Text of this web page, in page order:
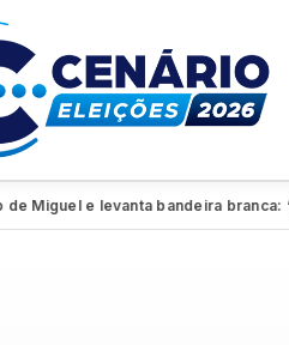
e levanta bandeira branca: